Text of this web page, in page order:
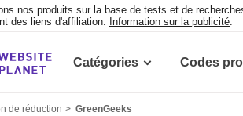
nos produits sur la base de tests et de
des liens d'affiliation. Information sur la publicité.
Catégories Codes
de réduction > GreenGeeks